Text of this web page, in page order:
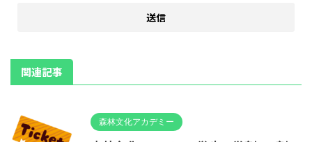
関連記事
森林文化アカデミー